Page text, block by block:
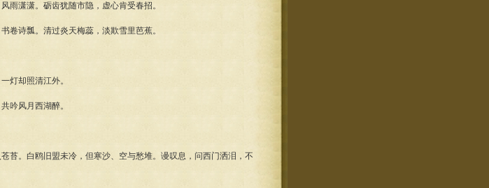
雨潇潇。砺齿犹随市隐，虚心肯受春招。
卷诗瓢。清过炎天梅蕊，淡欺雪里芭蕉。
灯却照清江外。
吟风月西湖醉。
苔。白鸥旧盟未冷，但寒沙、空与愁堆。谩叹息，问西门洒泪，不